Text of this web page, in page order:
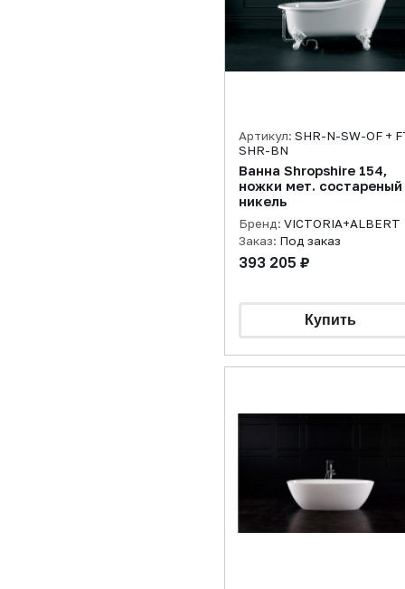
Артикул: SHR-N-SW-OF +
SHR-BN
Ванна Shropshire 154,
ножки мет. состареный
никель
Бренд: VICTORIA+ALBERT
Заказ: Под заказ
393 205 ₽